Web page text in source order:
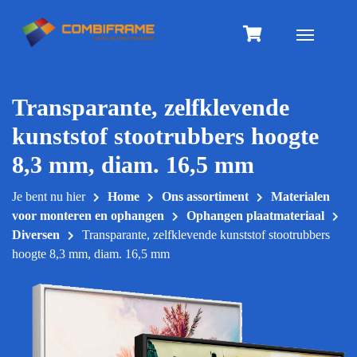
naar
Toggle
Transparante, zelfklevende
kunststof stootrubbers hoogte
8,3 mm, diam. 16,5 mm
Je bent nu hier Home Ons assortiment
Materialen
voor monteren en ophangen
Ophangen plaatmateriaal
Diversen
Transparante, zelfklevende kunststof stootrubbers
hoogte 8,3 mm, diam. 16,5 mm